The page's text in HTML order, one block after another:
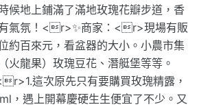
候地上鋪滿了滿地玫瑰花瓣步道，香
氣氛！<r>✨商家：<r>現場有販
約百來元，看盆器的大小。小農市集
火龍果）玫瑰豆花、潛艇堡等等。
這次原先只有要購買玫瑰精露，
，遇上開幕慶硬生生便宜了不少。又